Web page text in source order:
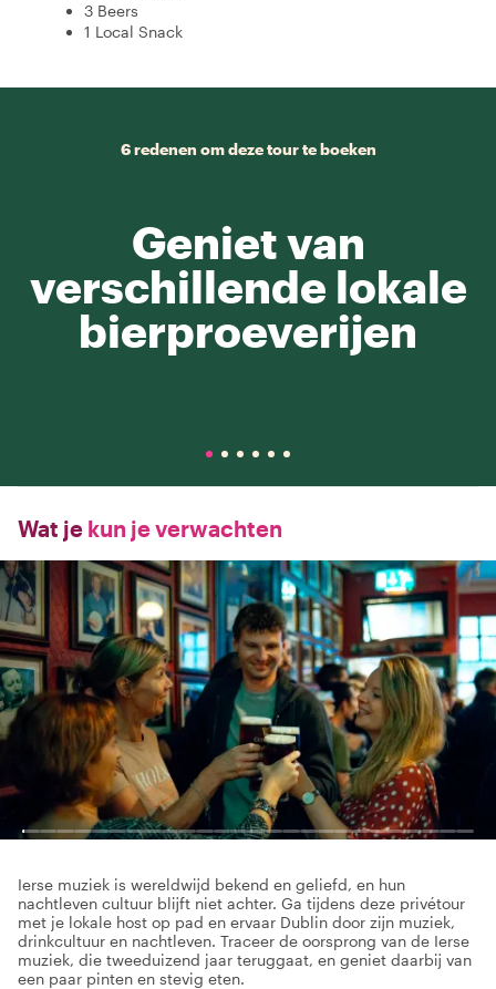
3 Beers
1 Local Snack
6 redenen om deze tour te boeken
Geniet van
verschillende lokale
bierproeverijen
Wat je kun je verwachten
Ierse muziek is wereldwijd bekend en geliefd, en hun
nachtleven cultuur blijft niet achter. Ga tijdens deze privétour
met je lokale host op pad en ervaar Dublin door zijn muziek,
drinkcultuur en nachtleven. Traceer de oorsprong van de Ierse
muziek, die tweeduizend jaar teruggaat, en geniet daarbij van
een paar pinten en stevig eten.